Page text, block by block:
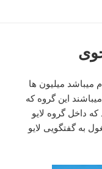
میباشد میلیون ها
این گروه که
داخل گروه لایو
به گفتگویی لایو